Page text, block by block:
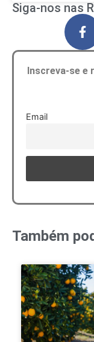
Siga-nos nas
Inscreva-se e
Email
Também